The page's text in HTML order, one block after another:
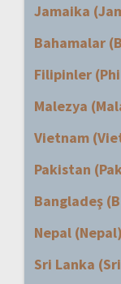
Jamaika
Bahamalar
Filipinler
Malezya
Vietnam
Pakistan
Bangladeş
Nepal (Nepal)
Sri Lanka